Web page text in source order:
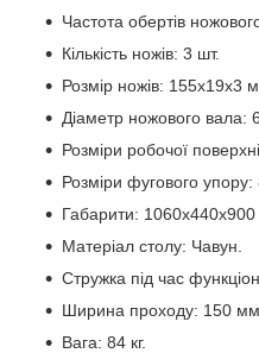
Частота обертів
Кількість ножів: 3 шт.
Розмір ножів: 155х19х3
Діаметр ножового вала:
Розміри робочої
Розміри фугового
Габарити: 1060x440x900
Матеріал столу: Чавун.
Стружка під час
Ширина проходу: 150 мм.
Вага: 84 кг.